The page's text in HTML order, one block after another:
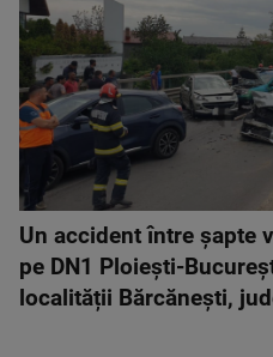
Un accident între șapte
pe DN1 Ploiești-
localității Bărcănești,